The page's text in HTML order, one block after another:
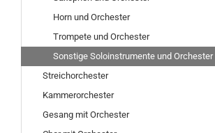
Horn und Orchester
Trompete und Orchester
Sonstige Soloinstrumente und Orchester
Streichorchester
Kammerorchester
Gesang mit Orchester